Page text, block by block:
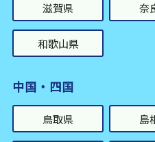
滋賀県 奈
和歌山県
中国・四国
鳥取県 島